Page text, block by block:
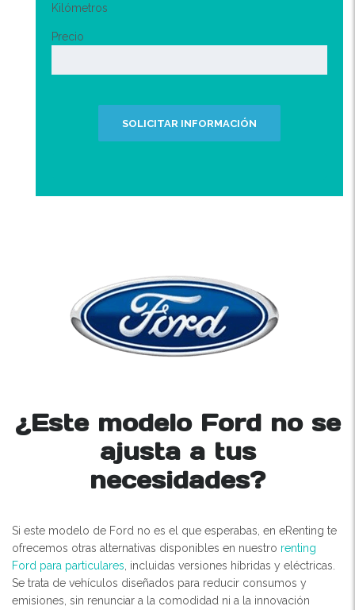
Kilómetros
Precio
SOLICITAR INFORMACIÓN
¿Este modelo Ford no se
ajusta a tus
necesidades?
Si este modelo de Ford no es el que esperabas, en eRenting te
ofrecemos otras alternativas disponibles en nuestro renting
Ford para particulares , incluidas versiones híbridas y eléctricas.
Se trata de vehículos diseñados para reducir consumos y
emisiones, sin renunciar a la comodidad ni a la innovación